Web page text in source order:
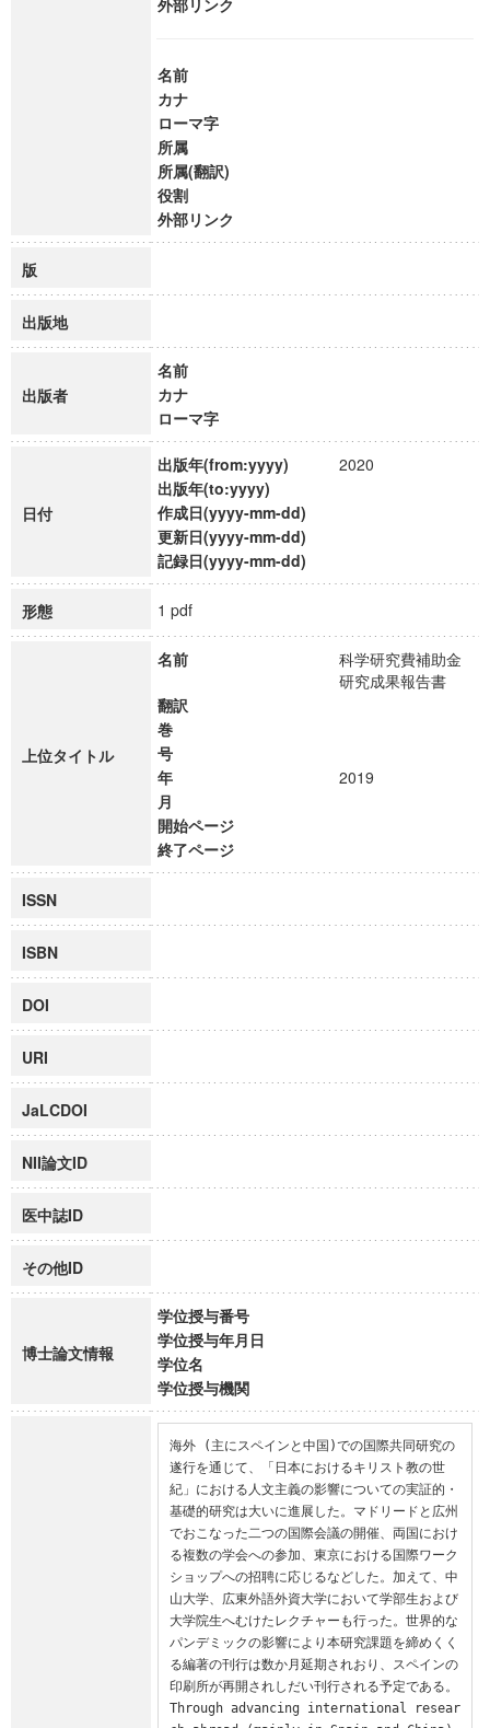
外部リンク
名前
カナ
ローマ字
所属
所属(翻訳)
役割
外部リンク
版
出版地
出版者
名前
カナ
ローマ字
日付
出版年(from:yyyy)
2020
出版年(to:yyyy)
作成日(yyyy-mm-dd)
更新日(yyyy-mm-dd)
記録日(yyyy-mm-dd)
形態 1 pdf
上位タイトル
名前
科学研究費補助金
研究成果報告書
翻訳
巻
号
年
2019
月
開始ページ
終了ページ
ISSN
ISBN
DOI
URI
JaLCDOI
NII論文ID
医中誌ID
その他ID
博士論文情報
学位授与番号
学位授与年月日
学位名
学位授与機関
海外 (主にスペインと中国)での国際共同研究の
遂行を通じて、「日本におけるキリスト教の世
紀」における人文主義の影響についての実証的・
基礎的研究は大いに進展した。マドリードと広州
でおこなった二つの国際会議の開催、両国におけ
る複数の学会への参加、東京における国際ワーク
ショップへの招聘に応じるなどした。加えて、中
山大学、広東外語外資大学において学部生および
大学院生へむけたレクチャーも行った。世界的な
パンデミックの影響により本研究課題を締めくく
る編著の刊行は数か月延期されおり、スペインの
印刷所が再開されしだい刊行される予定である。
Through advancing international resear